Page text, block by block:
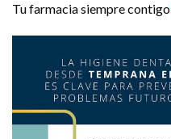
Tu farmacia siempre contigo